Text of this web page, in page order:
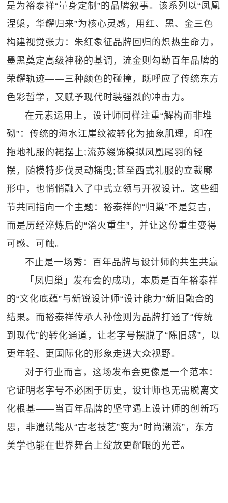
是为裕泰祥“量身定制”的品牌叙事。该系列以“凤凰
涅槃，华耀归来”为核心灵感，用红、黑、金三色
构建视觉张力：朱红象征品牌回归的炽热生命力，
墨黑奠定高级神秘的基调，流金则勾勒百年品牌的
荣耀轨迹——三种颜色的碰撞，既呼应了传统东方
色彩哲学，又赋予现代时装强烈的冲击力。
在元素运用上，设计师同样注重“解构而非堆
砌”：传统的海水江崖纹被转化为抽象肌理，印在
拖地礼服的裙摆上;流苏缀饰模拟凤凰尾羽的轻
摆，随模特步伐灵动摇曳;甚至西式礼服的立裁廓
形中，也悄悄融入了中式立领与开衩设计。这些细
节共同指向一个主题：裕泰祥的“归巢”不是复古，
而是历经淬炼后的“浴火重生”，并让这份重生变得
可感、可触。
不止是一场秀：百年品牌与设计师的共生共赢
「凤归巢」发布会的成功，本质是百年裕泰祥
的“文化底蕴”与新锐设计师“设计能力”新旧融合的
结果。而裕泰祥传承人孙俭则为品牌打通了“传统
到现代”的转化通道，让老字号摆脱了“陈旧感”，以
更年轻、更国际化的形象走进大众视野。
对于行业而言，这场发布会更像是一个范本：
它证明老字号不必困于历史，设计师也无需脱离文
化根基——当百年品牌的坚守遇上设计师的创新巧
思，非遗就能从“古老技艺”变为“时尚潮流”，东方
美学也能在世界舞台上绽放更耀眼的光芒。